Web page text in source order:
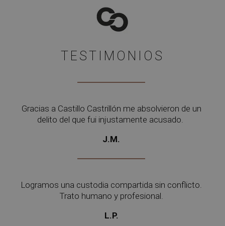
TESTIMONIOS
Gracias a Castillo Castrillón me absolvieron de un
delito del que fui injustamente acusado.
J.M.
Logramos una custodia compartida sin conflicto.
Trato humano y profesional.
L.P.